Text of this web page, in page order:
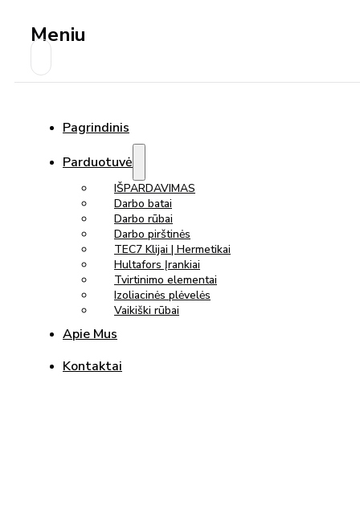
Meniu
Pagrindinis
Parduotuvė
IŠPARDAVIMAS
Darbo batai
Darbo rūbai
Darbo pirštinės
TEC7 Klijai | Hermetikai
Hultafors Įrankiai
Tvirtinimo elementai
Izoliacinės plėvelės
Vaikiški rūbai
Apie Mus
Kontaktai